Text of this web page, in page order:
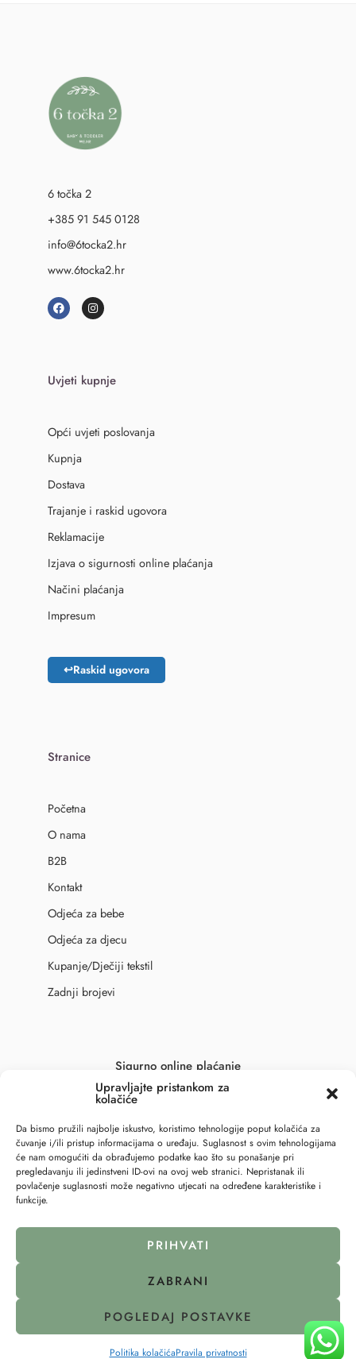
Upravljajte pristankom za
kolačiće
Da bismo pružili najbolje iskustvo, koristimo tehnologije poput kolačića za
čuvanje i/ili pristup informacijama o uređaju. Suglasnost s ovim tehnologijama
će nam omogućiti da obrađujemo podatke kao što su ponašanje pri
pregledavanju ili jedinstveni ID-ovi na ovoj web stranici. Nepristanak ili
povlačenje suglasnosti može negativno utjecati na određene karakteristike i
funkcije.
PRIHVATI
ZABRANI
POGLEDAJ POSTAVKE
Politika kolačićaPravila privatnosti
6 točka 2
+385 91 545 0128
info@6tocka2.hr
www.6tocka2.hr
Uvjeti kupnje
Opći uvjeti poslovanja
Kupnja
Dostava
Trajanje i raskid ugovora
Reklamacije
Izjava o sigurnosti online plaćanja
Načini plaćanja
Impresum
↩Raskid ugovora
Stranice
Početna
O nama
B2B
Kontakt
Odjeća za bebe
Odjeća za djecu
Kupanje/Dječiji tekstil
Zadnji brojevi
Sigurno online plaćanje
Raskid ugovora